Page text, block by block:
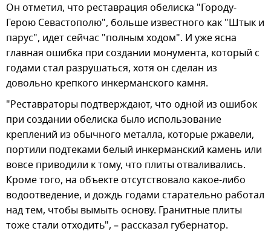
Он отметил, что реставрация обелиска "Городу-
Герою Севастополю", больше известного как "Штык и
парус", идет сейчас "полным ходом". И уже ясна
главная ошибка при создании монумента, который с
годами стал разрушаться, хотя он сделан из
довольно крепкого инкерманского камня.
"Реставраторы подтверждают, что одной из ошибок
при создании обелиска было использование
креплений из обычного металла, которые ржавели,
портили подтеками белый инкерманский камень или
вовсе приводили к тому, что плиты отваливались.
Кроме того, на объекте отсутствовало какое-либо
водоотведение, и дождь годами старательно работал
над тем, чтобы вымыть основу. Гранитные плиты
тоже стали отходить", – рассказал губернатор.